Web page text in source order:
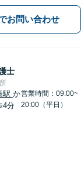
お問い合わせ
士
駅 か
4分
営業時間：09:00~
20:00（平日）